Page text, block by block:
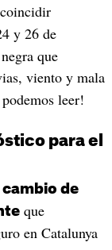
y 26 de
que
viento y mala
leer!
para el
cambio de
que
en Catalunya